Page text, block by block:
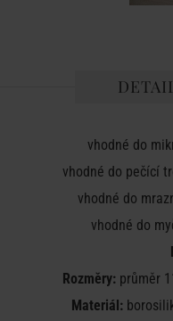
vhodné do
vhodné do pečící
vhodné do
vhodné do
Rozměry: průměr
Materiál: